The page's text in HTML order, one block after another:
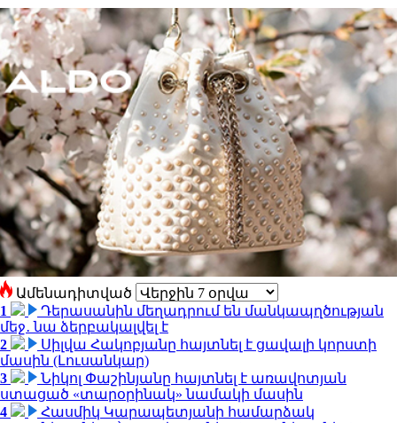
Ամենադիտված
1
Դերասանին մեղադրում են մանկապղծության
մեջ․ նա ձերբակալվել է
2
Սիլվա Հակոբյանը հայտնել է ցավալի կորստի
մասին (Լուսանկար)
3
Նիկոլ Փաշինյանը հայտնել է առավոտյան
ստացած «տարօրինակ» նամակի մասին
4
Հասմիկ Կարապետյանի համարձակ